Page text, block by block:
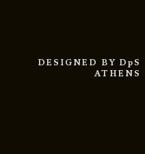
DESIGNED BY DpS
ATHENS